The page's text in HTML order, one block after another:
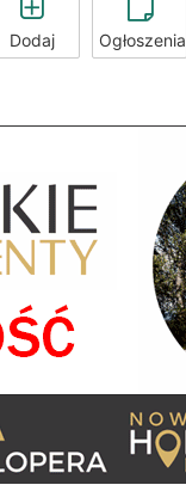
Dodaj Ogłoszenia